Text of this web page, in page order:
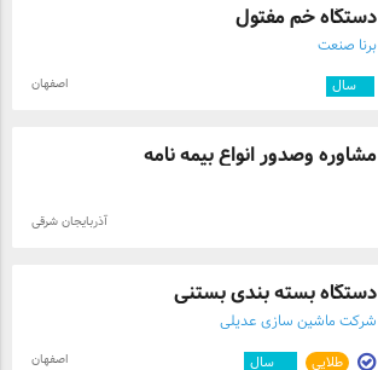
دستگاه خم مفتول
برنا صنعت
سال اصفهان
مشاوره وصدور انواع بیمه نامه
آذربایجان شرقی
دستگاه بسته بندی بستنی
شرکت ماشین سازی عدیلی
طلایی سال اصفهان